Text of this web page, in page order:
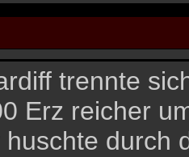
trennte
Erz reicher
huschte durch